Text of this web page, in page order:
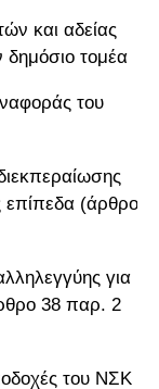
και αδείας
δημόσιο τομέα
του
επίπεδα (άρθρο
για
38 παρ. 2
του ΝΣΚ